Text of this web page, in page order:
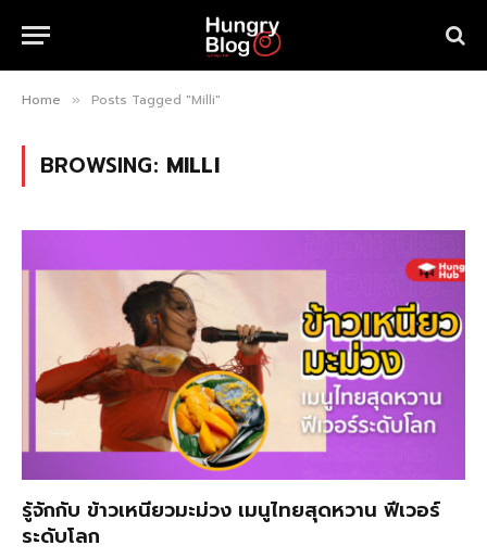
Home » Posts Tagged "Milli"
BROWSING: MILLI
รู้จักกับ ข้าวเหนียวมะม่วง เมนูไทยสุดหวาน ฟีเวอร์
ระดับโลก